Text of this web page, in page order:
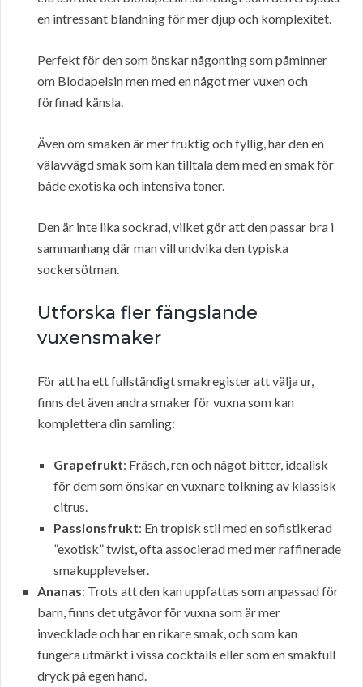
en intressant blandning för mer djup och komplexitet.
Perfekt för den som önskar någonting som påminner
om Blodapelsin men med en något mer vuxen och
förfinad känsla.
Även om smaken är mer fruktig och fyllig, har den en
välavvägd smak som kan tilltala dem med en smak för
både exotiska och intensiva toner.
Den är inte lika sockrad, vilket gör att den passar bra i
sammanhang där man vill undvika den typiska
sockersötman.
Utforska fler fängslande
vuxensmaker
För att ha ett fullständigt smakregister att välja ur,
finns det även andra smaker för vuxna som kan
komplettera din samling:
Grapefrukt: Fräsch, ren och något bitter, idealisk
för dem som önskar en vuxnare tolkning av klassisk
citrus.
Passionsfrukt: En tropisk stil med en sofistikerad
”exotisk” twist, ofta associerad med mer raffinerade
smakupplevelser.
Ananas: Trots att den kan uppfattas som anpassad för
barn, finns det utgåvor för vuxna som är mer
invecklade och har en rikare smak, och som kan
fungera utmärkt i vissa cocktails eller som en smakfull
dryck på egen hand.